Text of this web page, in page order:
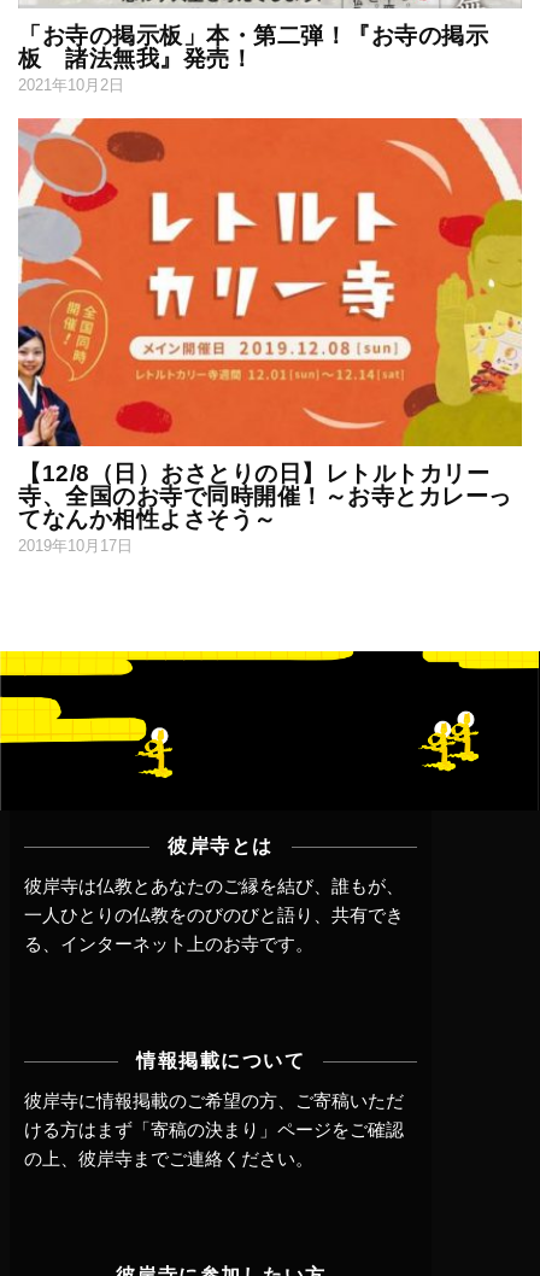
「お寺の掲示板」本・第二弾！『お寺の掲示
板 諸法無我』発売！
2021年10月2日
【12/8（日）おさとりの日】レトルトカリー
寺、全国のお寺で同時開催！～お寺とカレーっ
てなんか相性よさそう～
2019年10月17日
彼岸寺とは
彼岸寺は仏教とあなたのご縁を結び、誰もが、
一人ひとりの仏教をのびのびと語り、共有でき
る、インターネット上のお寺です。
情報掲載について
彼岸寺に情報掲載のご希望の方、ご寄稿いただ
ける方はまず 「寄稿の決まり」ページをご確認
の上、 彼岸寺までご連絡 ください。